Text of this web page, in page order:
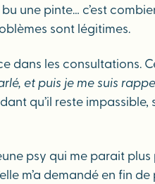
une pinte… c’est
sont légitimes.
dans les
et puis je me suis
qu’il reste
psy qui me parait plus
m’a demandé en fin